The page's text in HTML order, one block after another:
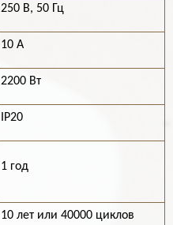
250 В, 50 Гц
10 А
2200 Вт
IP20
1 год
10 лет или 40000 циклов